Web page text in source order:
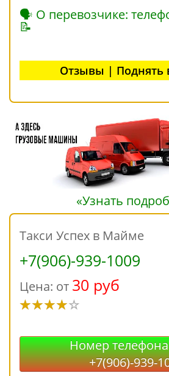
🗣 О перевозчике:
📝
Отзывы | Поднять
«Узнать
Такси Успех в Майме
+7(906)-939-1009
Цена: от 30 руб
Номер телефона
+7(906)-939-